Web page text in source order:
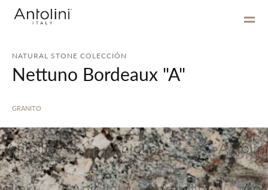
NATURAL STONE COLECCIÓN
Nettuno Bordeaux "A"
GRANITO